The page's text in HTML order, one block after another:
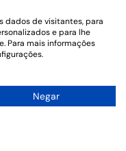
dados de visitantes, para
e para lhe
Para mais informações
Negar